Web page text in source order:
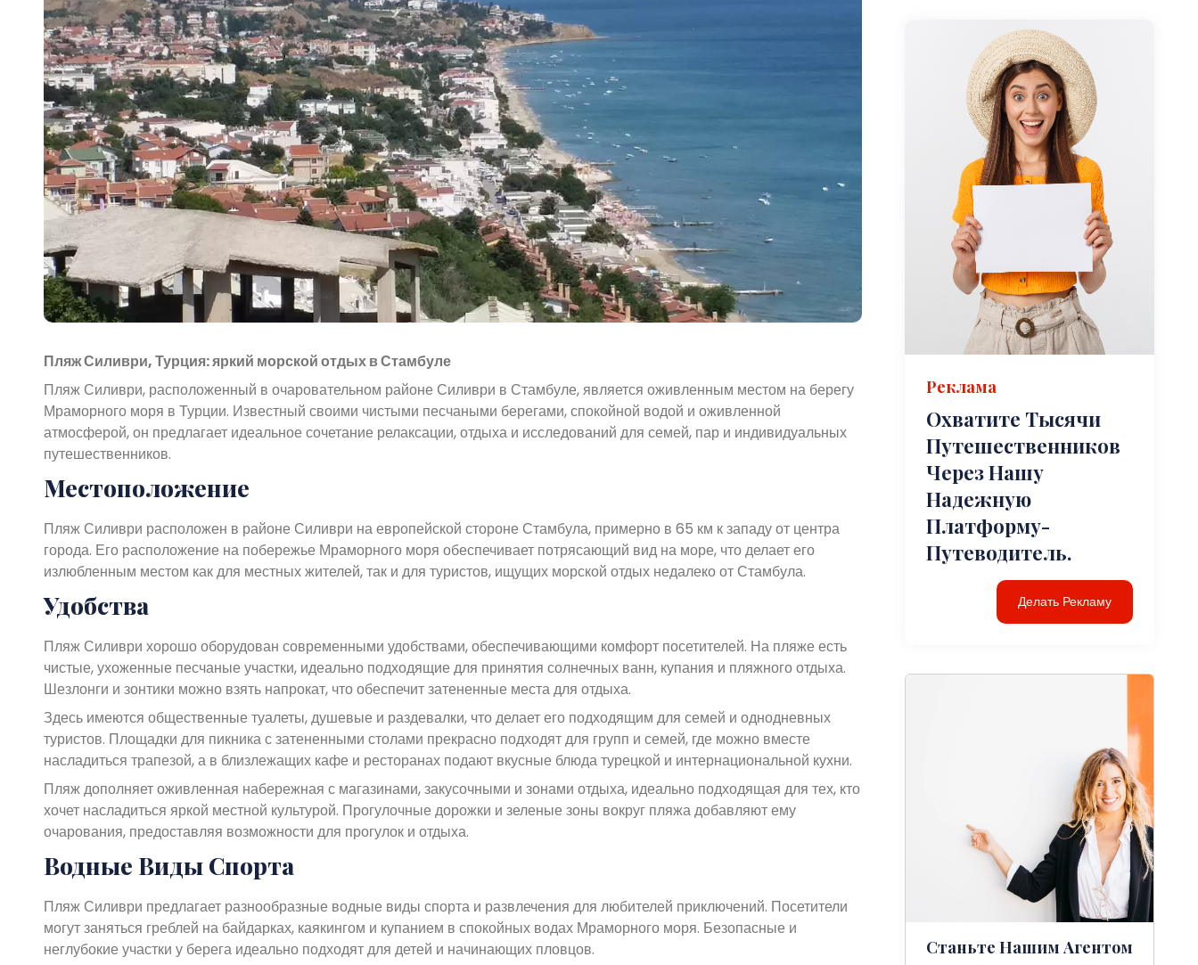
Пляж Силиври, Турция: яркий морской отдых в Стамбуле
Пляж Силиври, расположенный в очаровательном районе Силиври в Стамбуле, является оживленным местом на берегу
Мраморного моря в Турции. Известный своими чистыми песчаными берегами, спокойной водой и оживленной
атмосферой, он предлагает идеальное сочетание релаксации, отдыха и исследований для семей, пар и индивидуальных
путешественников.
Местоположение
Пляж Силиври расположен в районе Силиври на европейской стороне Стамбула, примерно в 65 км к западу от центра
города. Его расположение на побережье Мраморного моря обеспечивает потрясающий вид на море, что делает его
излюбленным местом как для местных жителей, так и для туристов, ищущих морской отдых недалеко от Стамбула.
Удобства
Пляж Силиври хорошо оборудован современными удобствами, обеспечивающими комфорт посетителей. На пляже есть
чистые, ухоженные песчаные участки, идеально подходящие для принятия солнечных ванн, купания и пляжного отдыха.
Шезлонги и зонтики можно взять напрокат, что обеспечит затененные места для отдыха.
Здесь имеются общественные туалеты, душевые и раздевалки, что делает его подходящим для семей и однодневных
туристов. Площадки для пикника с затененными столами прекрасно подходят для групп и семей, где можно вместе
насладиться трапезой, а в близлежащих кафе и ресторанах подают вкусные блюда турецкой и интернациональной кухни.
Пляж дополняет оживленная набережная с магазинами, закусочными и зонами отдыха, идеально подходящая для тех, кто
хочет насладиться яркой местной культурой. Прогулочные дорожки и зеленые зоны вокруг пляжа добавляют ему
очарования, предоставляя возможности для прогулок и отдыха.
Водные Виды Спорта
Пляж Силиври предлагает разнообразные водные виды спорта и развлечения для любителей приключений. Посетители
могут заняться греблей на байдарках, каякингом и купанием в спокойных водах Мраморного моря. Безопасные и
неглубокие участки у берега идеально подходят для детей и начинающих пловцов.
Реклама
Охватите Тысячи
Путешественников
Через Нашу
Надежную
Платформу-
Путеводитель.
Делать Рекламу
Станьте Нашим Агентом